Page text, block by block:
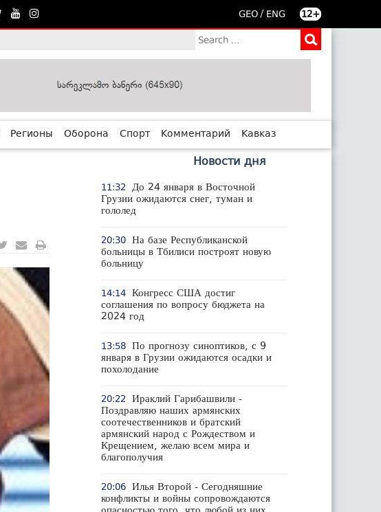
GEO / ENG 12+
Регионы Оборона Спорт Комментарий Кавказ
Новости дня
11:32
До 24 января в Восточной
Грузии ожидаются снег, туман и
гололед
20:30 На базе Республиканской
больницы в Тбилиси построят новую
больницу
14:14 Конгресс США достиг
соглашения по вопросу бюджета на
2024 год
13:58 По прогнозу синоптиков, с 9
января в Грузии ожидаются осадки и
похолодание
20:22
Ираклий Гарибашвили -
Поздравляю наших армянских
соотечественников и братский
армянский народ с Рождеством и
Крещением, желаю всем мира и
благополучия
20:06 Илья Второй - Сегодняшние
конфликты и войны сопровождаются